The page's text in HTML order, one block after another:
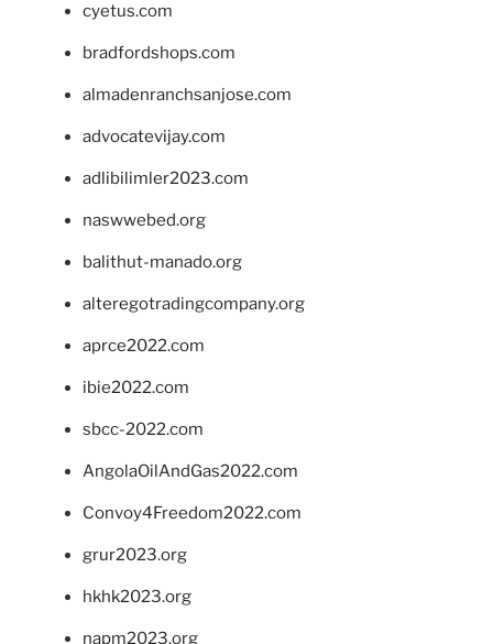
cyetus.com
bradfordshops.com
almadenranchsanjose.com
advocatevijay.com
adlibilimler2023.com
naswwebed.org
balithut-manado.org
alteregotradingcompany.org
aprce2022.com
ibie2022.com
sbcc-2022.com
AngolaOilAndGas2022.com
Convoy4Freedom2022.com
grur2023.org
hkhk2023.org
napm2023.org